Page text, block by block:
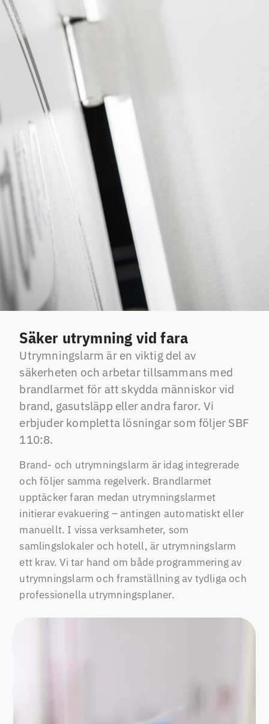
Säker utrymning vid fara
Utrymningslarm är en viktig del av
säkerheten och arbetar tillsammans med
brandlarmet för att skydda människor vid
brand, gasutsläpp eller andra faror. Vi
erbjuder kompletta lösningar som följer SBF
110:8.
Brand- och utrymningslarm är idag integrerade
och följer samma regelverk. Brandlarmet
upptäcker faran medan utrymningslarmet
initierar evakuering – antingen automatiskt eller
manuellt. I vissa verksamheter, som
samlingslokaler och hotell, är utrymningslarm
ett krav. Vi tar hand om både programmering av
utrymningslarm och framställning av tydliga och
professionella utrymningsplaner.